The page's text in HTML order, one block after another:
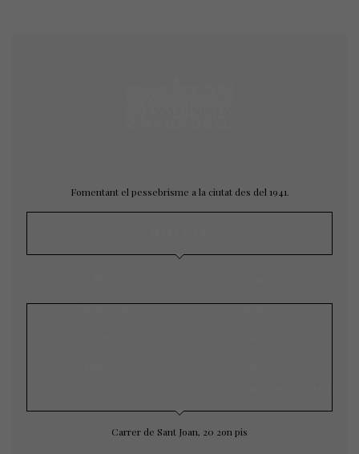
Fomentant el pessebrisme a la ciutat des del 1941.
Exposicions Concursos
Carrer de Sant Joan, 20 2on pis